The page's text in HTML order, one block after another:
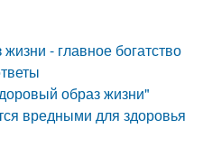
- главное богатство
образ жизни"
вредными для здоровья